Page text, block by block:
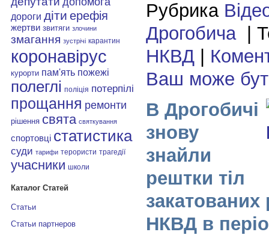
дороги діти ерефія
жертви звитяги злочини
змагання зустрічі карантин
коронавірус
курорти пам'ять пожежі
полеглі поліція потерпілі
прощання ремонти
рішення свята святкування
спортовці статистика
суди тарифи терористи трагедії
учасники школи
Каталог Статей
Статьи
Статьи партнеров
Рубрика
Дрогобича|
НКВД|
Ваш може
В Дрогобичі
знову
знайли
рештки тіл
НКВД в